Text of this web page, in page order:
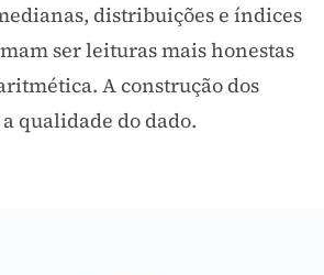
distribuições e índices
ser leituras mais honestas
A construção dos
qualidade do dado.